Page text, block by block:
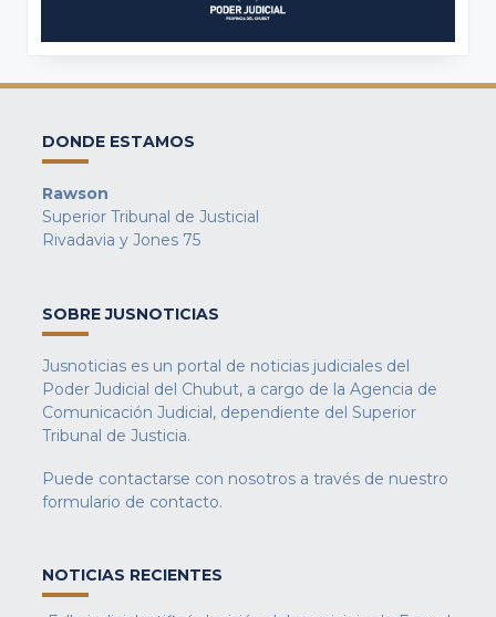
DONDE ESTAMOS
Rawson
Superior Tribunal de Justicial
Rivadavia y Jones 75
SOBRE JUSNOTICIAS
Jusnoticias es un portal de noticias judiciales del
Poder Judicial del Chubut, a cargo de la Agencia de
Comunicación Judicial, dependiente del Superior
Tribunal de Justicia.
Puede contactarse con nosotros a través de nuestro
formulario de contacto.
NOTICIAS RECIENTES